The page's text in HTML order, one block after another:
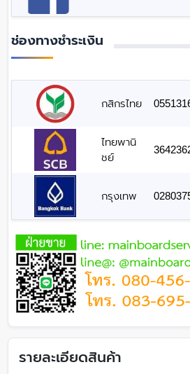
ช่องทางชำระเงิน
กสิกรไทย
ไทยพานิ
ชย์
กรุงเทพ
รายละเอียดสินค้า